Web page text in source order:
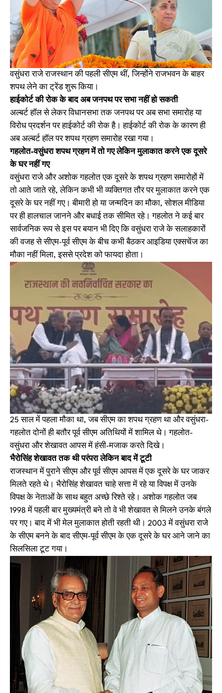
वसुंधरा राजे राजस्थान की पहली सीएम थीं, जिन्होंने राजभवन के बाहर
शपथ लेने का ट्रेंड शुरू किया।
हाईकोर्ट की रोक के बाद अब जनपथ पर सभा नहीं हो सकती
अल्बर्ट हॉल से लेकर विधानसभा तक जनपथ पर अब सभा समारोह या
विरोध प्रदर्शन पर हाईकोर्ट की रोक है। हाईकोर्ट की रोक के कारण ही
अब अल्बर्ट हॉल पर शपथ ग्रहण समारोह रखा गया।
गहलोत-वसुंधरा शपथ ग्रहण में तो गए लेकिन मुलाकात करने एक दूसरे
के घर नहीं गए
वसुंधरा राजे और अशोक गहलोत एक दूसरे के शपथ ग्रहण समारोहों में
तो आते जाते रहे, लेकिन कभी भी व्यक्तिगत तौर पर मुलाकात करने एक
दूसरे के घर नहीं गए। बीमारी हो या जन्मदिन का मौका, सोशल मीडिया
पर ही हालचाल जानने और बधाई तक सीमित रहे। गहलोत ने कई बार
सार्वजनिक रूप से इस पर बयान भी दिए कि वसुंधरा राजे के सलाहकारों
की वजह से सीएम-पूर्व सीएम के बीच कभी बैठकर आइडिया एक्सचेंज का
मौका नहीं मिला, इससे प्रदेश को फायदा होता।
25 साल में पहला मौका था, जब सीएम का शपथ ग्रहण था और वसुंधरा-
गहलोत दोनों ही बतौर पूर्व सीएम अतिथियों में शामिल थे। गहलोत-
वसुंधरा और शेखावत आपस में हंसी-मजाक करते दिखे।
भैरोसिंह शेखावत तक थी परंपरा लेकिन बाद में टूटी
राजस्थान में पुराने सीएम और पूर्व सीएम आपस में एक दूसरे के घर जाकर
मिलते रहते थे। भैरोसिंह शेखावत चाहे सत्ता में रहे या विपक्ष में उनके
विपक्ष के नेताओं के साथ बहुत अच्छे रिश्ते रहे। अशोक गहलोत जब
1998 में पहली बार मुख्यमंत्री बने तो वे भी शेखावत से मिलने उनके बंगले
पर गए। बाद में भी मेल मुलाकात होती रहती थी। 2003 में वसुंधरा राजे
के सीएम बनने के बाद सीएम-पूर्व सीएम के एक दूसरे के घर आने जाने का
सिलसिला टूट गया।